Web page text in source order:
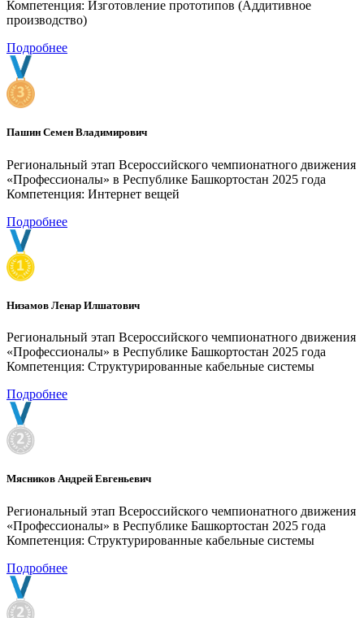
Компетенция: Изготовление прототипов (Аддитивное
производство)
Подробнее
Пашин Семен Владимирович
Региональный этап Всероссийского чемпионатного движения
«Профессионалы» в Республике Башкортостан 2025 года
Компетенция: Интернет вещей
Подробнее
Низамов Ленар Илшатович
Региональный этап Всероссийского чемпионатного движения
«Профессионалы» в Республике Башкортостан 2025 года
Компетенция: Структурированные кабельные системы
Подробнее
Мясников Андрей Евгеньевич
Региональный этап Всероссийского чемпионатного движения
«Профессионалы» в Республике Башкортостан 2025 года
Компетенция: Структурированные кабельные системы
Подробнее